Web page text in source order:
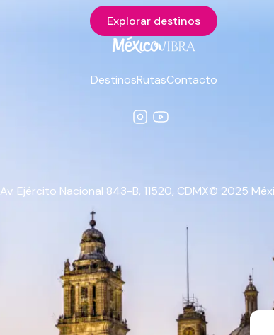
Explorar destinos
DestinosRutasContacto
Av. Ejército Nacional 843-B, 11520, CDMX© 2025